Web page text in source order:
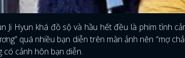
Ji Hyun khá đồ sộ và hầu hết đều là phim tình
quá nhiều bạn diễn trên màn ảnh nên “mợ
có cảnh hôn bạn diễn.